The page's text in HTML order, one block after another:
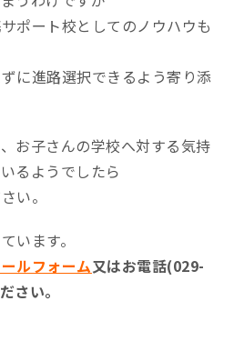
ポート校としてのノウハウも
に進路選択できるよう寄り添
お子さんの学校へ対する気持
るようでしたら
い。
います。
ルフォーム又はお電話(029-
さい。